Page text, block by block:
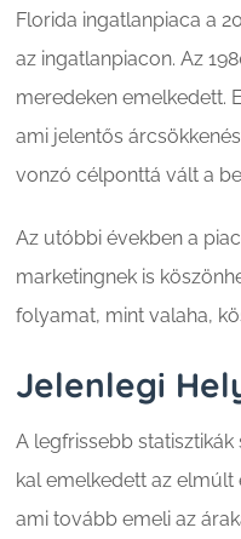
Florida ingatlanpiaca a
az ingatlanpiacon. Az
meredeken emelkedett.
ami jelentős
vonzó célponttá vált a
Az utóbbi években a
marketingnek is
folyamat, mint valaha,
Jelenlegi
A legfrissebb
kal emelkedett az elmúlt
ami tovább emeli az